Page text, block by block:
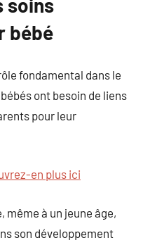
soins
bébé
fondamental dans le
ont besoin de liens
pour leur
en plus ici
à un jeune âge,
son développement